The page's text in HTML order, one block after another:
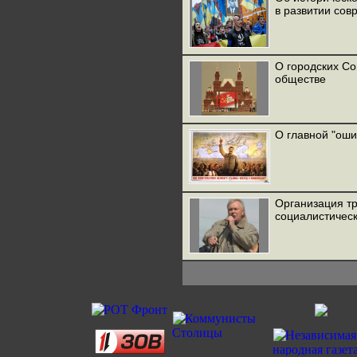
в развитии
О городских
обществе
О главной
Организация